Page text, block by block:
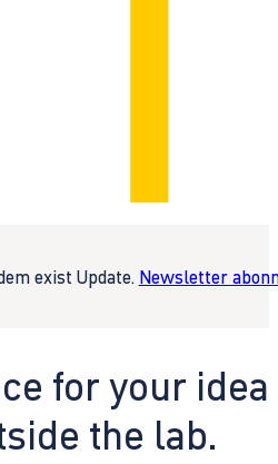
exist Update. Newsletter
for your idea
the lab.